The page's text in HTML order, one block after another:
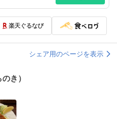
楽天ぐるなび
シェア用のページを表示
き）